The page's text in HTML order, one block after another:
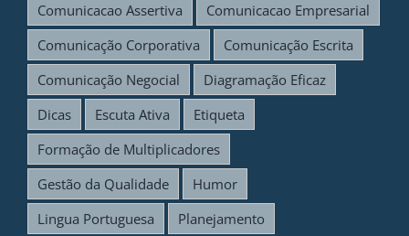
Comunicacao Assertiva
Comunicacao Empresarial
Comunicação Corporativa
Comunicação Escrita
Comunicação Negocial
Diagramação Eficaz
Dicas
Escuta Ativa
Etiqueta
Formação de Multiplicadores
Gestão da Qualidade
Humor
Lingua Portuguesa
Planejamento